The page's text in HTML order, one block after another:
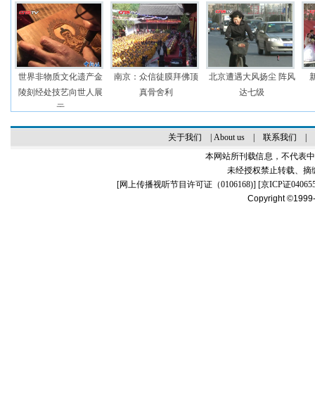
世界非物质文化遗产金
陵刻经处技艺向世人展
示
南京：众信徒膜拜佛顶
真骨舍利
北京遭遇大风扬尘 阵风
达七级
关于我们 About us| 联系我们
本网站所刊载信息，不代表
未经授权禁止转载、摘
[网上传播视听节目许可证（0106168)] [京ICP证
Copyright